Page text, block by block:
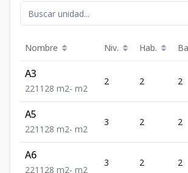
Nombre Niv. Hab.
A3
221 128 m2- m2
2 2 2
A5
221 128 m2- m2
3 2 2
A6
221 128 m2- m2
3 2 2